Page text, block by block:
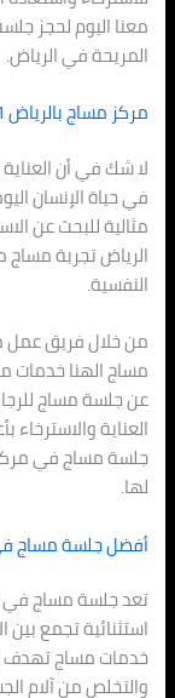
معنا اليوم لحجز
المريحة في الرياض.
مركز مساج بالرياض 0560827041
لا شك في أن
في حياة الإنسان
مثالية للبحث عن
الرياض تجربة مساج
النفسية.
من خلال فريق
مساج الهنا خدمات
عن جلسة مساج
العناية والاسترخاء
جلسة مساج في
لها.
أفضل جلسة مساج في
تعد جلسة مساج في
استثنائية تجمع
خدمات مساج تهدف
والتخلص من آلام